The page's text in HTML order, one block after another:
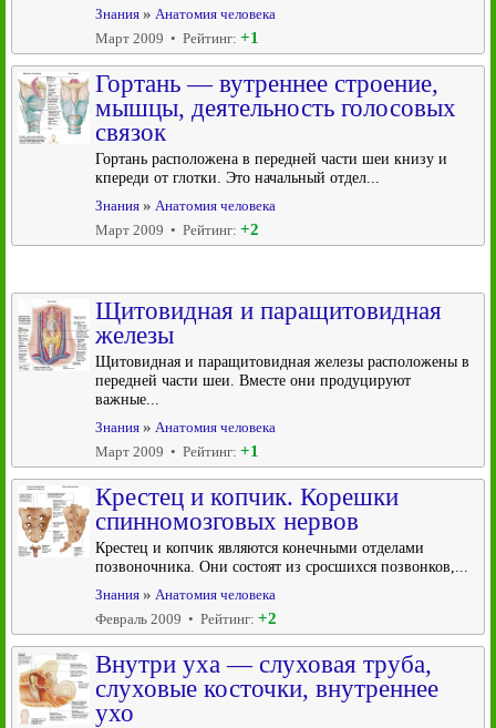
Знания » Анатомия человека
Март 2009 • Рейтинг: +1
Гортань — вутреннее строение,
мышцы, деятельность голосовых
связок
Гортань расположена в передней части шеи книзу и
кпереди от глотки. Это начальный отдел...
Знания » Анатомия человека
Март 2009 • Рейтинг: +2
Щитовидная и паращитовидная
железы
Щитовидная и паращитовидная железы расположены в
передней части шеи. Вместе они продуцируют
важные...
Знания » Анатомия человека
Март 2009 • Рейтинг: +1
Крестец и копчик. Корешки
спинномозговых нервов
Крестец и копчик являются конечными отделами
позвоночника. Они состоят из сросшихся позвонков,...
Знания » Анатомия человека
Февраль 2009 • Рейтинг: +2
Внутри уха — слуховая труба,
слуховые косточки, внутреннее
ухо